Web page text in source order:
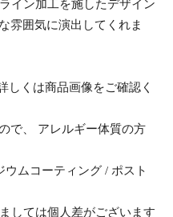
イン加工を施したデザイン
雰囲気に演出してくれま
くは商品画像をご確認く
で、 アレルギー体質の方
ムコーティング / ポスト
しては個人差がございます